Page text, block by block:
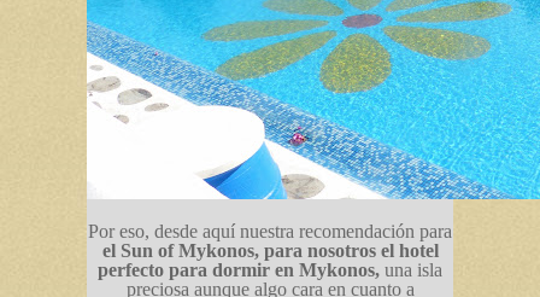
Por eso, desde aquí nuestra recomendación para
el Sun of Mykonos, para nosotros el hotel
perfecto para dormir en Mykonos, una isla
preciosa aunque algo cara en cuanto a